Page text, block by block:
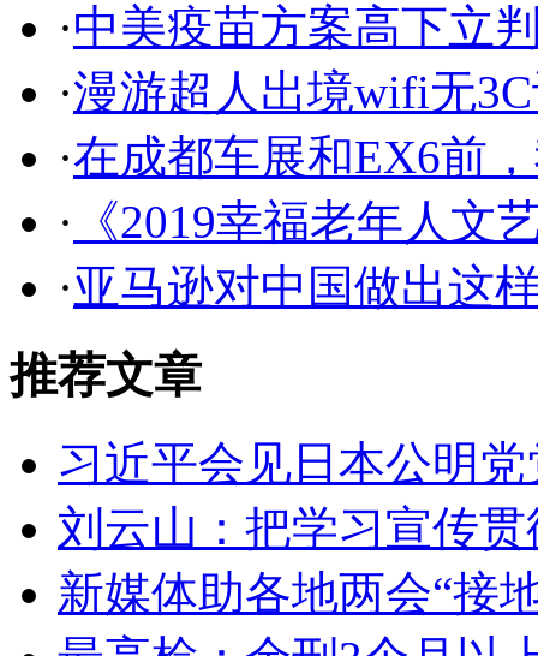
·中美疫苗方案高下立
·漫游超人出境wifi无
·在成都车展和EX6前
· 《2019幸福老年人文
·亚马逊对中国做出这
推荐文章
习近平会见日本公明
刘云山：把学习宣传
新媒体助各地两会“接